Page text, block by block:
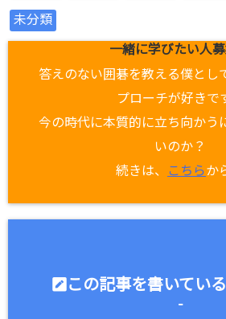
未分類
一緒に学びたい人募
答えのない囲碁を教える僕とし
プローチが好きで
今の時代に本質的に立ち向かう
いのか？
続きは、
こちらか
この記事を書いてい
-